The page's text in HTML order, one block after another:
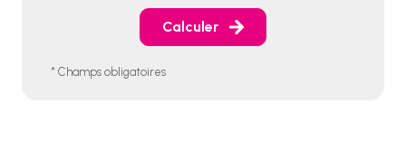
Calculer
* Champs obligatoires